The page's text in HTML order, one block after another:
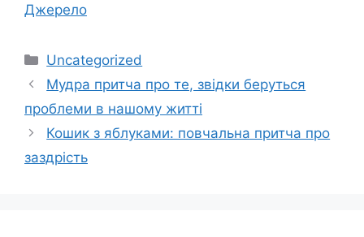
Джерело
Категорії
Uncategorized
Мудра притча про те, звідки беруться
проблеми в нашому житті
Кошик з яблуками: повчальна притча про
заздрість